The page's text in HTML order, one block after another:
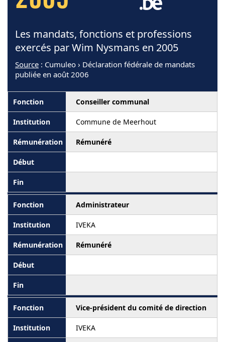
Les mandats, fonctions et professions
exercés par Wim Nysmans en 2005
Source : Cumuleo › Déclaration fédérale de mandats
publiée en août 2006
Conseiller communal
Commune de Meerhout
Rémunéré
Administrateur
IVEKA
Rémunéré
Vice-président du comité de direction
IVEKA